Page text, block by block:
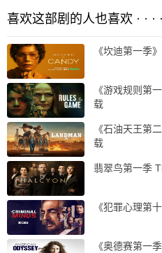
喜欢这部剧的人也喜欢 · · · ·
《坎迪第一季
《游戏规则第
载
《石油天王第
载
翡翠鸟第一季
《犯罪心理第
《奥德赛第一